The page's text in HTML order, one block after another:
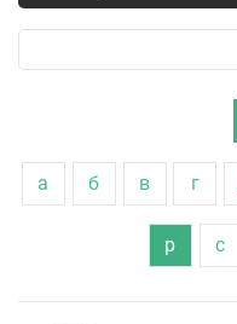
а б в г
р с